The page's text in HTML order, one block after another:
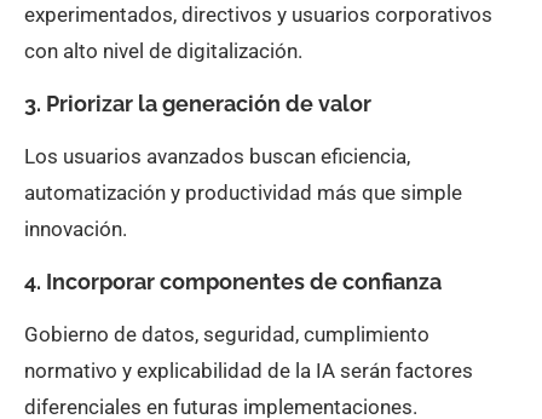
experimentados, directivos y usuarios corporativos
con alto nivel de digitalización.
3. Priorizar la generación de valor
Los usuarios avanzados buscan eficiencia,
automatización y productividad más que simple
innovación.
4. Incorporar componentes de confianza
Gobierno de datos, seguridad, cumplimiento
normativo y explicabilidad de la IA serán factores
diferenciales en futuras implementaciones.